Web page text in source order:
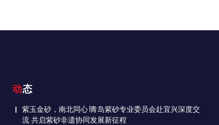
动态
紫玉金砂，南北同心∣青岛紫砂专业委员会赴宜兴深度交
流 共启紫砂非遗协同发展新征程